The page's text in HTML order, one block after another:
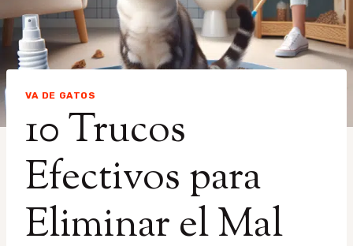
VA DE GATOS
10 Trucos
Efectivos para
Eliminar el Mal